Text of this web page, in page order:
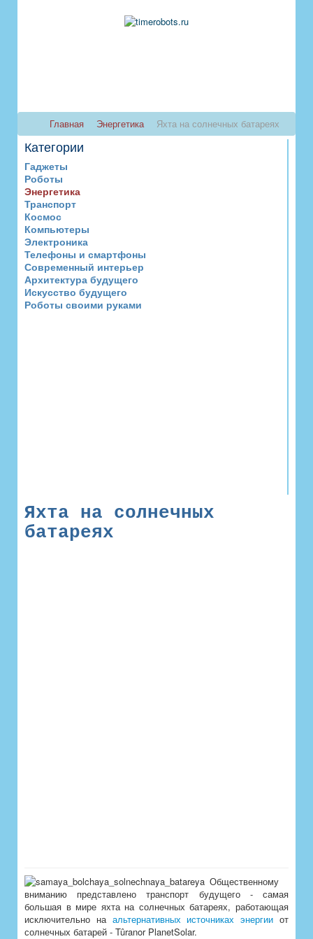
Главная Энергетика Яхта на солнечных батареях
Категории
Гаджеты
Роботы
Энергетика
Транспорт
Космос
Компьютеры
Электроника
Телефоны и смартфоны
Современный интерьер
Архитектура будущего
Искусство будущего
Роботы своими руками
Яхта на солнечных
батареях
Общественному
вниманию представлено транспорт будущего - самая
большая в мире яхта на солнечных батареях, работающая
исключительно на альтернативных источниках энергии от
солнечных батарей - Tûranor PlanetSolar.